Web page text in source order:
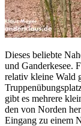
Dieses beliebte
und Ganderkesee.
relativ kleine Wald
gibt es mehrere
den von Norden
Eingang zu einem